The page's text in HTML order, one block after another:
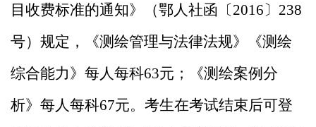
目收费标准的通知》（鄂人社函 〔2016〕 238
号）规定 ，《测绘管理与法律法规》《测绘
综合能力》每人每科63元；《测绘案例分
析》每人每科67元。 考生在考试结束后可登